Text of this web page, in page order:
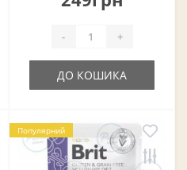
- +
ДО КОШИКА
Популярний